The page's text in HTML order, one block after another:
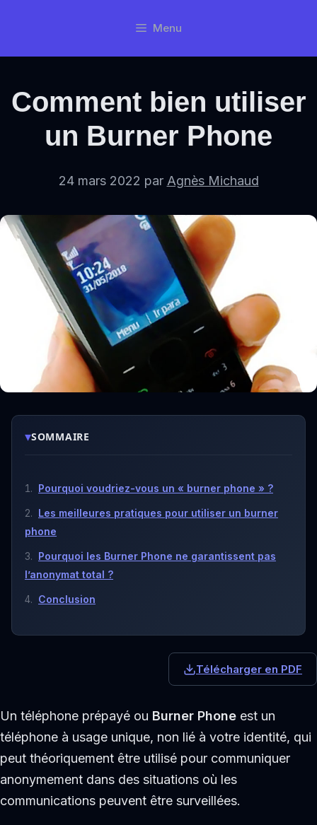
Menu
Comment bien utiliser
un Burner Phone
24 mars 2022 par Agnès Michaud
▾SOMMAIRE
Pourquoi voudriez-vous un « burner phone » ?
Les meilleures pratiques pour utiliser un burner
phone
Pourquoi les Burner Phone ne garantissent pas
l’anonymat total ?
Conclusion
Télécharger en PDF
Un téléphone prépayé ou Burner Phone est un
téléphone à usage unique, non lié à votre identité, qui
peut théoriquement être utilisé pour communiquer
anonymement dans des situations où les
communications peuvent être surveillées.